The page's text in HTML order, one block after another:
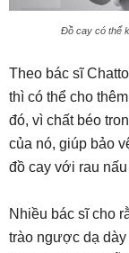
Đồ cay có thể
Theo bác sĩ
thì có thể cho
đó, vì chất béo
của nó, giúp bảo
đồ cay với rau
Nhiều bác sĩ cho
trào ngược dạ dày